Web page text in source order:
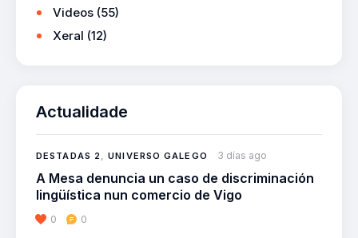
Videos (55)
Xeral (12)
Actualidade
DESTADAS 2,UNIVERSO GALEGO 3 días ago
A Mesa denuncia un caso de discriminación
lingüística nun comercio de Vigo
0 0